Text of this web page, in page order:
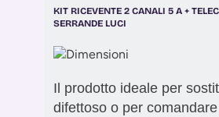
KIT RICEVENTE 2 CANALI 5 A +
SERRANDE LUCI
Il prodotto ideale per
difettoso o per